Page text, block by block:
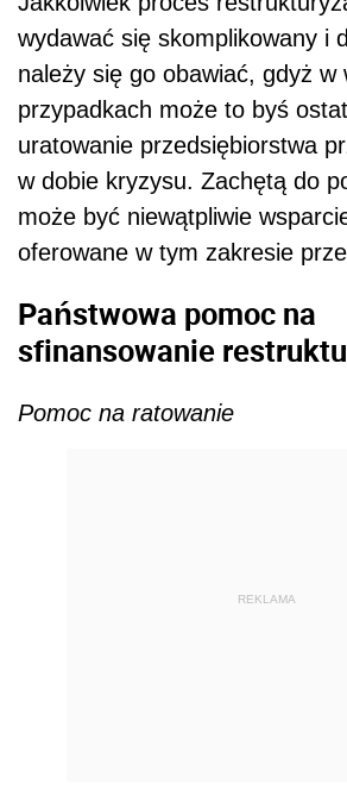
wydawać się skomplikowany i
należy się go obawiać, gdyż w
przypadkach może to byś
uratowanie przedsiębiorstwa
w dobie kryzysu. Zachętą do
może być niewątpliwie
oferowane w tym zakresie
Państwowa pomoc na
sfinansowanie
Pomoc na ratowanie
REKLAMA